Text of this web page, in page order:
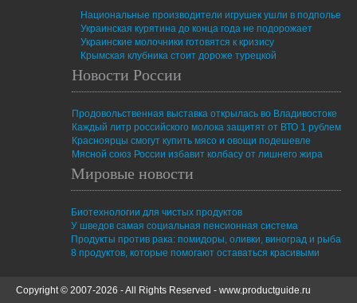
Национальные производители игрушек ушли в подполье
Украинская курятина до конца года не подорожает
Украинские молочники готовятся к кризису
Крымская клубника стоит дороже турецкой
Новости России
Продовольственная выставка открылась во Владивостоке
Каждый литр российского молока защитят от ВТО 1 рублем
Красноярцы смогут купить мясо и овощи подешевле
Мясной союз России избавит колбасу от лишнего жира
Мировые новости
Биотехнологии для чистых продуктов
У шведов самая социальная пенсионная система
Продукты против рака: помидоры, оливки, виноград и рыба
8 продуктов, которые помогают оставаться красивыми
Copyright © 2007-2026 - All Rights Reserved - www.productguide.ru